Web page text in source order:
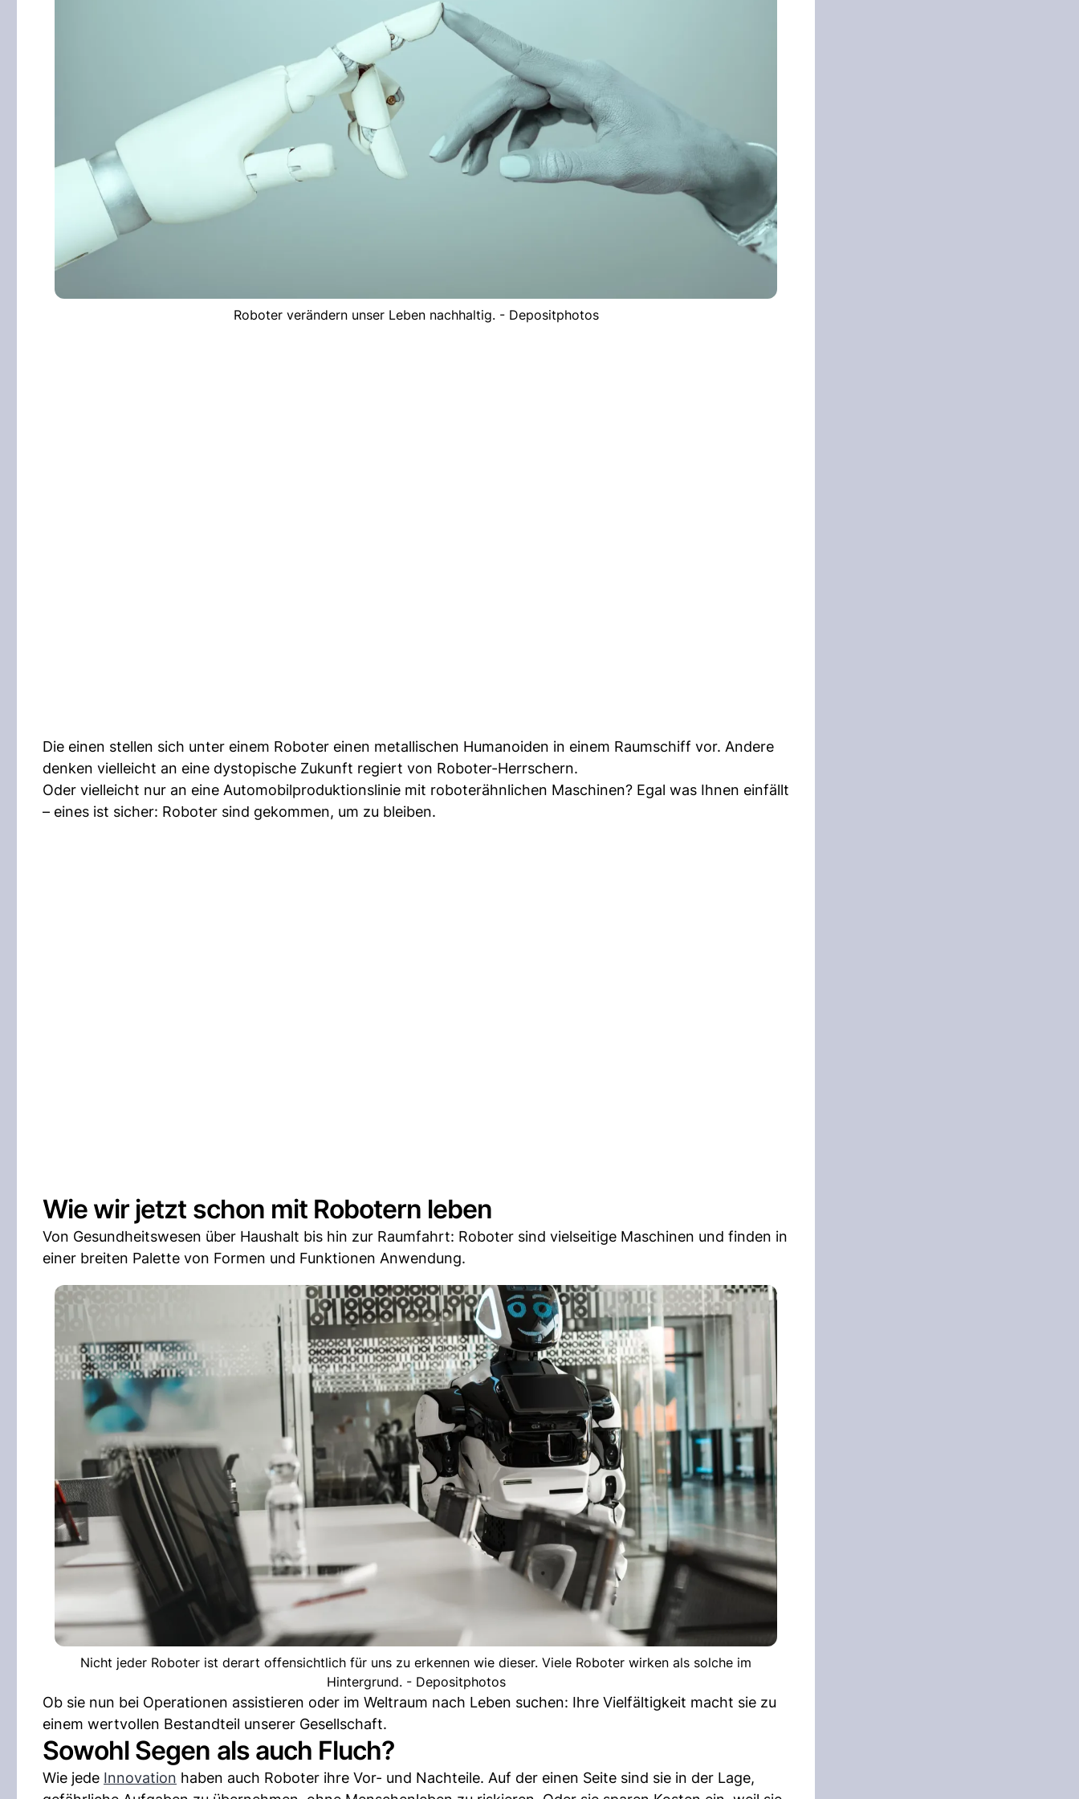
Roboter verändern unser Leben nachhaltig. - Depositphotos
Die einen stellen sich unter einem Roboter einen metallischen Humanoiden in einem Raumschiff vor. Andere
denken vielleicht an eine dystopische Zukunft regiert von Roboter-Herrschern.
Oder vielleicht nur an eine Automobilproduktionslinie mit roboterähnlichen Maschinen? Egal was Ihnen einfällt
– eines ist sicher: Roboter sind gekommen, um zu bleiben.
Wie wir jetzt schon mit Robotern leben
Von Gesundheitswesen über Haushalt bis hin zur Raumfahrt: Roboter sind vielseitige Maschinen und finden in
einer breiten Palette von Formen und Funktionen Anwendung.
Nicht jeder Roboter ist derart offensichtlich für uns zu erkennen wie dieser. Viele Roboter wirken als solche im
Hintergrund. - Depositphotos
Ob sie nun bei Operationen assistieren oder im Weltraum nach Leben suchen: Ihre Vielfältigkeit macht sie zu
einem wertvollen Bestandteil unserer Gesellschaft.
Sowohl Segen als auch Fluch?
Wie jede Innovation haben auch Roboter ihre Vor- und Nachteile. Auf der einen Seite sind sie in der Lage,